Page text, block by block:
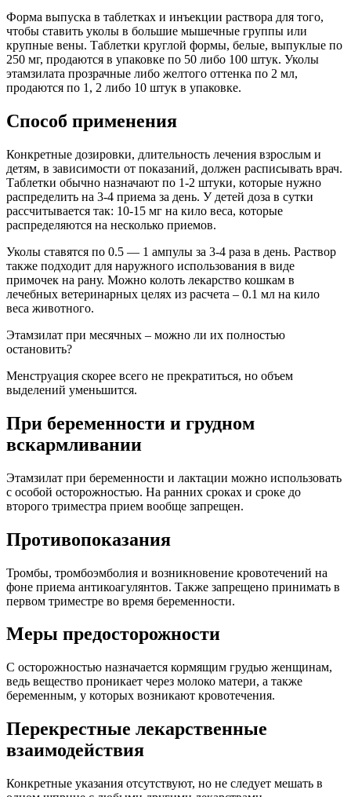
Форма выпуска в таблетках и инъекции раствора для того,
чтобы ставить уколы в большие мышечные группы или
крупные вены. Таблетки круглой формы, белые, выпуклые по
250 мг, продаются в упаковке по 50 либо 100 штук. Уколы
этамзилата прозрачные либо желтого оттенка по 2 мл,
продаются по 1, 2 либо 10 штук в упаковке.
Способ применения
Конкретные дозировки, длительность лечения взрослым и
детям, в зависимости от показаний, должен расписывать врач.
Таблетки обычно назначают по 1-2 штуки, которые нужно
распределить на 3-4 приема за день. У детей доза в сутки
рассчитывается так: 10-15 мг на кило веса, которые
распределяются на несколько приемов.
Уколы ставятся по 0.5 — 1 ампулы за 3-4 раза в день. Раствор
также подходит для наружного использования в виде
примочек на рану. Можно колоть лекарство кошкам в
лечебных ветеринарных целях из расчета – 0.1 мл на кило
веса животного.
Этамзилат при месячных – можно ли их полностью
остановить?
Менструация скорее всего не прекратиться, но объем
выделений уменьшится.
При беременности и грудном
вскармливании
Этамзилат при беременности и лактации можно использовать
с особой осторожностью. На ранних сроках и сроке до
второго триместра прием вообще запрещен.
Противопоказания
Тромбы, тромбоэмболия и возникновение кровотечений на
фоне приема антикоагулянтов. Также запрещено принимать в
первом триместре во время беременности.
Меры предосторожности
С осторожностью назначается кормящим грудью женщинам,
ведь вещество проникает через молоко матери, а также
беременным, у которых возникают кровотечения.
Перекрестные лекарственные
взаимодействия
Конкретные указания отсутствуют, но не следует мешать в